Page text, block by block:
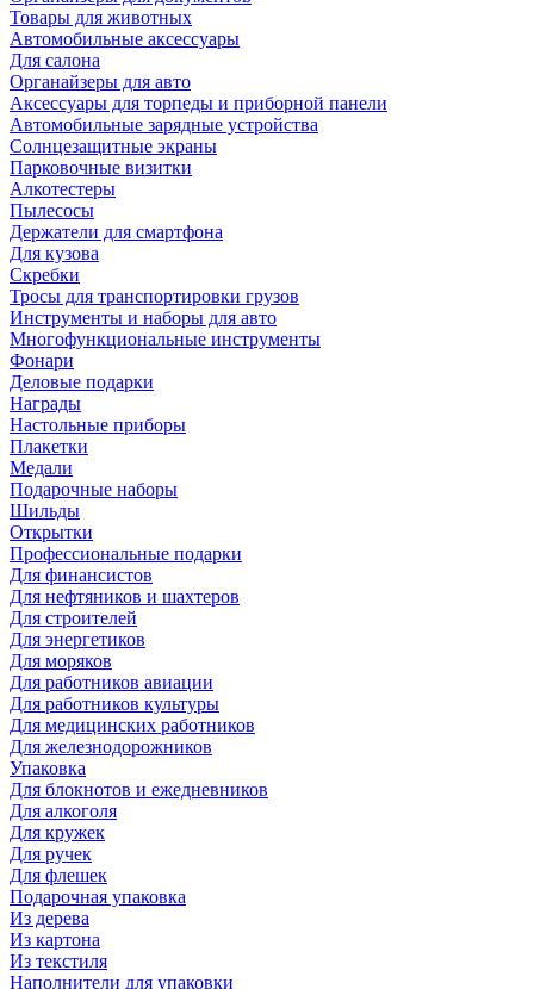
Товары для животных
Автомобильные аксессуары
Для салона
Органайзеры для авто
Аксессуары для торпеды и приборной панели
Автомобильные зарядные устройства
Солнцезащитные экраны
Парковочные визитки
Алкотестеры
Пылесосы
Держатели для смартфона
Для кузова
Скребки
Тросы для транспортировки грузов
Инструменты и наборы для авто
Многофункциональные инструменты
Фонари
Деловые подарки
Награды
Настольные приборы
Плакетки
Медали
Подарочные наборы
Шильды
Открытки
Профессиональные подарки
Для финансистов
Для нефтяников и шахтеров
Для строителей
Для энергетиков
Для моряков
Для работников авиации
Для работников культуры
Для медицинских работников
Для железнодорожников
Упаковка
Для блокнотов и ежедневников
Для алкоголя
Для кружек
Для ручек
Для флешек
Подарочная упаковка
Из дерева
Из картона
Из текстиля
Наполнители для упаковки